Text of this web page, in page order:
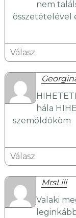
nem
összetételével
Válasz
hála
szemöldököm
Válasz
MrsLili
Valaki